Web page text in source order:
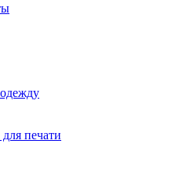
печати